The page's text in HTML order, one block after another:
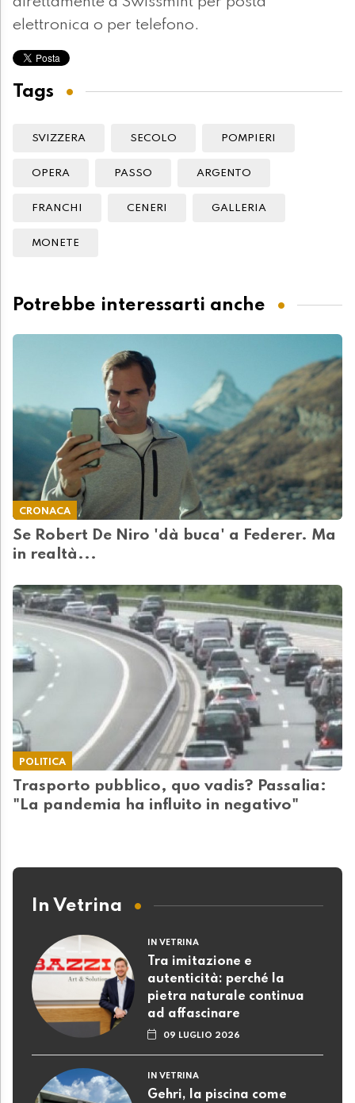
elettronica o per telefono.
Tags
SVIZZERA SECOLO POMPIERI
OPERA PASSO ARGENTO
FRANCHI CENERI GALLERIA
MONETE
Potrebbe interessarti anche
CRONACA
Se Robert De Niro 'dà buca' a Federer. Ma
in realtà...
POLITICA
Trasporto pubblico, quo vadis? Passalia:
"La pandemia ha influito in negativo"
In Vetrina
IN VETRINA
Tra imitazione e
autenticità: perché la
pietra naturale continua
ad affascinare
09 LUGLIO 2026
IN VETRINA
Gehri, la piscina come